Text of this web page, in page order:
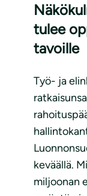
tulee
tavoille
Työ- ja
keväällä.
miljoonan